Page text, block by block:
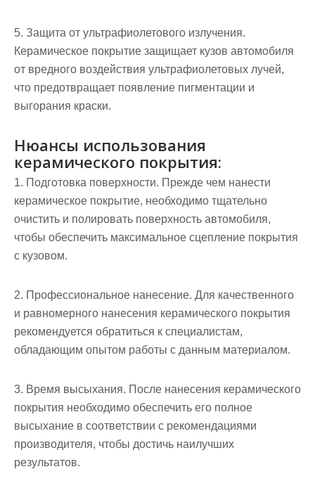
5. Защита от ультрафиолетового излучения.
Керамическое покрытие защищает кузов автомобиля
от вредного воздействия ультрафиолетовых лучей,
что предотвращает появление пигментации и
выгорания краски.
Нюансы использования
керамического покрытия:
1. Подготовка поверхности. Прежде чем нанести
керамическое покрытие, необходимо тщательно
очистить и полировать поверхность автомобиля,
чтобы обеспечить максимальное сцепление покрытия
с кузовом.
2. Профессиональное нанесение. Для качественного
и равномерного нанесения керамического покрытия
рекомендуется обратиться к специалистам,
обладающим опытом работы с данным материалом.
3. Время высыхания. После нанесения керамического
покрытия необходимо обеспечить его полное
высыхание в соответствии с рекомендациями
производителя, чтобы достичь наилучших
результатов.